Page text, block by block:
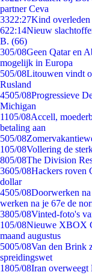
partner Ceva
3322:27Kind
622:14Nieuw
B. (66)
305/08Geen Qatar en
mogelijk in Europa
505/08Litouwen vindt
Rusland
4505/08Progressieve
Michigan
1105/08Accell,
betaling aan
505/08
105/08Vollering de
805/08The Division
3605/08Hackers roven
dollar
4505/08Doorwerken
werken na je 67e de
3805/08Vinted-foto's
105/08Nieuwe XBOX
maand augustus
5005/08Van den Brink
spreidingswet
1805/08Iran overweegt